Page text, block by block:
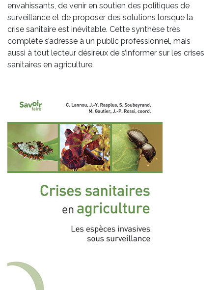
envahissants, de venir en soutien des politiques de
surveillance et de proposer des solutions lorsque la
crise sanitaire est inévitable. Cette synthèse très
complète s’adresse à un public professionnel, mais
aussi à tout lecteur désireux de s’informer sur les crises
sanitaires en agriculture.